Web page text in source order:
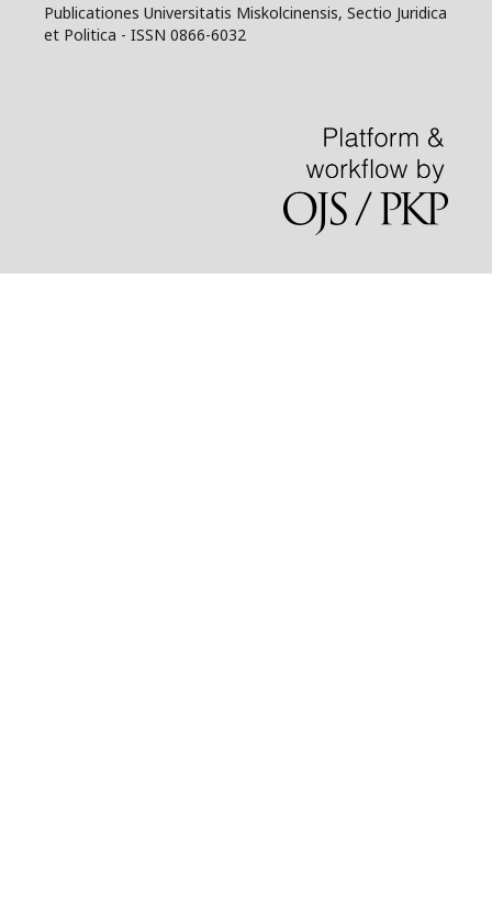
Publicationes Universitatis Miskolcinensis, Sectio Juridica
et Politica - ISSN 0866-6032